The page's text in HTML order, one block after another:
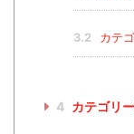
3.2 カテ
4 カテゴリ